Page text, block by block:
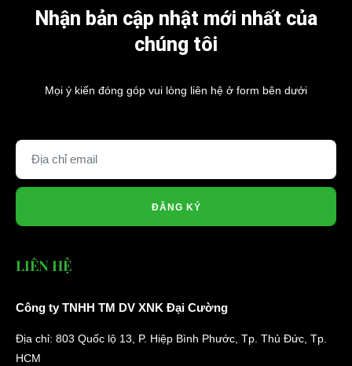
Nhận bản cập nhật mới nhất của
chúng tôi
Mọi ý kiến đóng góp vui lòng liên hệ ở form bên dưới
ĐĂNG KÝ
LIÊN HỆ
Công ty TNHH TM DV XNK Đại Cường
Địa chỉ: 803 Quốc lộ 13, P. Hiệp Bình Phước, Tp. Thủ Đức, Tp.
HCM